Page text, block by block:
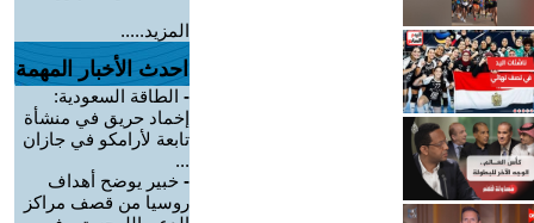
المزيد.....
احدث الأخبار المهمة
- الطاقة السعودية:
إخماد حريق في منشأة
تابعة لأرامكو في جازان
...
- خبير يوضح أهداف
روسيا من قصف مراكز